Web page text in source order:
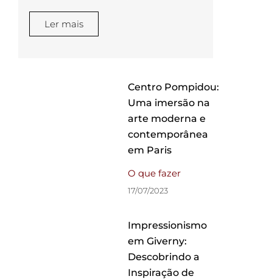
Ler mais
Centro Pompidou:
Uma imersão na
arte moderna e
contemporânea
em Paris
O que fazer
17/07/2023
Impressionismo
em Giverny:
Descobrindo a
Inspiração de